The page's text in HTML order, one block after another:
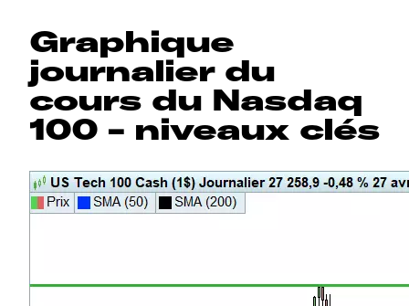
Graphique
journalier du
cours du Nasdaq
100 - niveaux clés